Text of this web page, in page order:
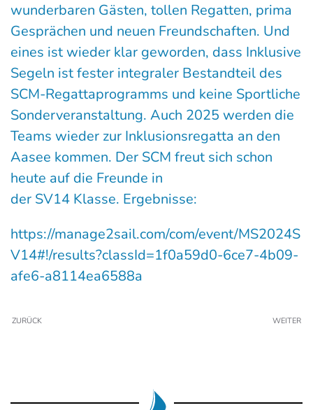
wunderbaren Gästen, tollen Regatten, prima
Gesprächen und neuen Freundschaften. Und
eines ist wieder klar geworden, dass Inklusive
Segeln ist fester integraler Bestandteil des
SCM-Regattaprogramms und keine Sportliche
Sonderveranstaltung. Auch 2025 werden die
Teams wieder zur Inklusionsregatta an den
Aasee kommen. Der SCM freut sich schon
heute auf die Freunde in
der SV14 Klasse. Ergebnisse:
https://manage2sail.com/com/event/MS2024S
V14#!/results?classId=1f0a59d0-6ce7-4b09-
afe6-a8114ea6588a
ZURÜCK WEITER